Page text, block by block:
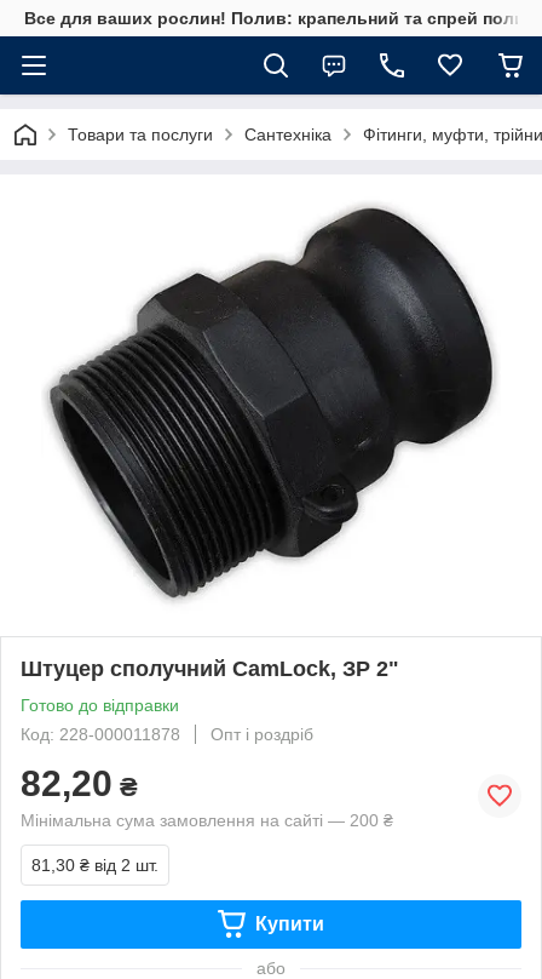
Все для ваших рослин! Полив: крапельний та спрей полив,
Товари та послуги Сантехніка Фітинги, муфти,
Штуцер сполучний CamLock, ЗР 2"
Готово до відправки
Код: 228-000011878
Опт і роздріб
82,20 ₴
Мінімальна сума замовлення на сайті — 200 ₴
81,30 ₴ від 2 шт.
Купити
або